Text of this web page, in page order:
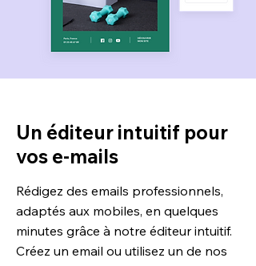
Un éditeur intuitif pour
vos e-mails
Rédigez des emails professionnels,
adaptés aux mobiles, en quelques
minutes grâce à notre éditeur intuitif.
Créez un email ou utilisez un de nos